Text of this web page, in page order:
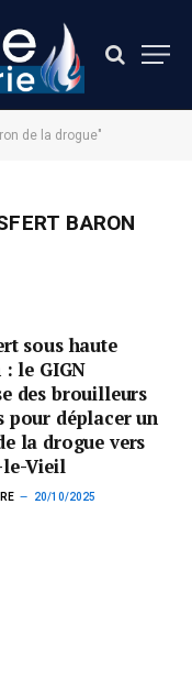
de la drogue"
BARON
sous haute
le GIGN
des brouilleurs
pour déplacer un
la drogue vers
le-Vieil
20/10/2025